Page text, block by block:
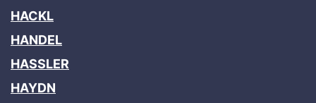
HACKL
HANDEL
HASSLER
HAYDN